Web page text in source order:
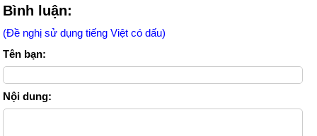
Bình luận:
(Đề nghị sử dụng tiếng Việt có dấu)
Tên bạn:
Nội dung: